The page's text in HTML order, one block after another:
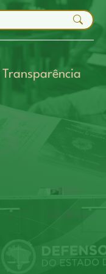
Mapa do site
Enter
Transparência